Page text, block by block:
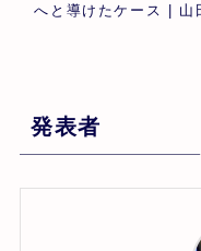
へと導けたケース | 山
発表者